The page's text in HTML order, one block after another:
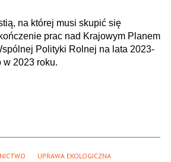
na której musi skupić się
prac nad Krajowym Planem
Polityki Rolnej na lata 2023-
w 2023 roku.
UPRAWA EKOLOGICZNA